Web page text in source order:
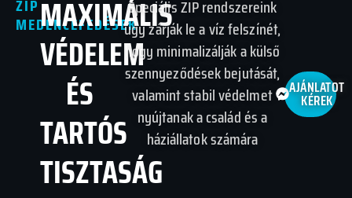
ZIP
MEDENCEFEDÉSEK
MAXIMÁLIS
VÉDELEM
ÉS
TARTÓS
TISZTASÁG
Speciális ZIP rendszereink
úgy zárják le a víz felszínét,
hogy minimalizálják a külső
szennyeződések bejutását,
valamint stabil védelmet
nyújtanak a család és a
háziállatok számára
AJÁNLATOT
KÉREK